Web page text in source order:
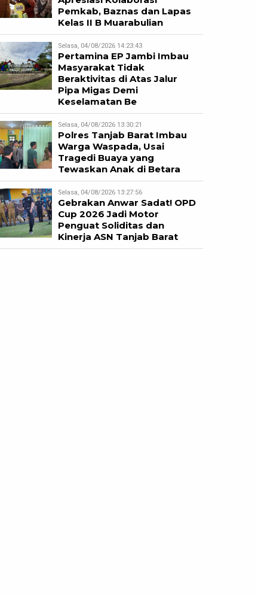
Pemkab, Baznas dan Lapas
Kelas II B Muarabulian
Selasa, 04/08/2026 14:23:43
Pertamina EP Jambi Imbau
Masyarakat Tidak
Beraktivitas di Atas Jalur
Pipa Migas Demi
Keselamatan Be
Selasa, 04/08/2026 13:30:21
Polres Tanjab Barat Imbau
Warga Waspada, Usai
Tragedi Buaya yang
Tewaskan Anak di Betara
Selasa, 04/08/2026 13:27:56
Gebrakan Anwar Sadat! OPD
Cup 2026 Jadi Motor
Penguat Soliditas dan
Kinerja ASN Tanjab Barat